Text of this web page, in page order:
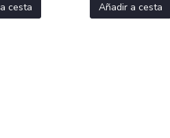
cesta Añadir a cesta